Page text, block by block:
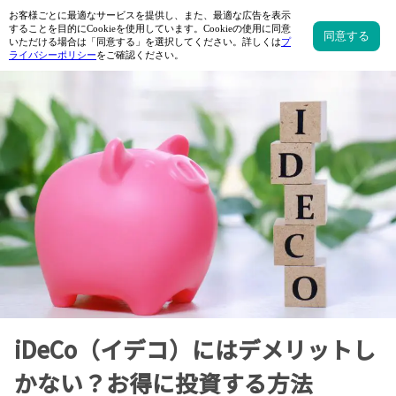
iDeCo（イデコ）にはデメリットし
かない？お得に投資する方法